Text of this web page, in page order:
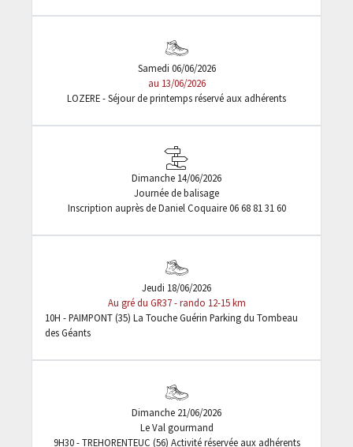
Samedi 06/06/2026
au 13/06/2026
LOZERE - Séjour de printemps réservé aux adhérents
Dimanche 14/06/2026
Journée de balisage
Inscription auprès de Daniel Coquaire 06 68 81 31 60
Jeudi 18/06/2026
Au gré du GR37 - rando 12-15 km
10H - PAIMPONT (35) La Touche Guérin Parking du Tombeau
des Géants
Dimanche 21/06/2026
Le Val gourmand
9H30 - TREHORENTEUC (56) Activité réservée aux adhérents